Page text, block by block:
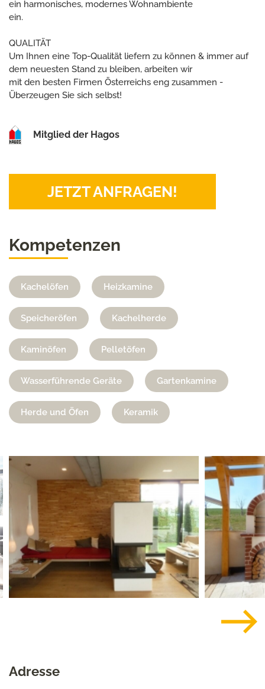
ein harmonisches, modernes Wohnambiente
ein.
QUALITÄT
Um Ihnen eine Top-Qualität liefern zu können & immer auf
dem neuesten Stand zu bleiben, arbeiten wir
mit den besten Firmen Österreichs eng zusammen -
Überzeugen Sie sich selbst!
Mitglied der Hagos
JETZT ANFRAGEN!
Kompetenzen
Kachelöfen Heizkamine
Speicheröfen Kachelherde
Kaminöfen Pelletöfen
Wasserführende Geräte Gartenkamine
Herde und Öfen Keramik
Adresse